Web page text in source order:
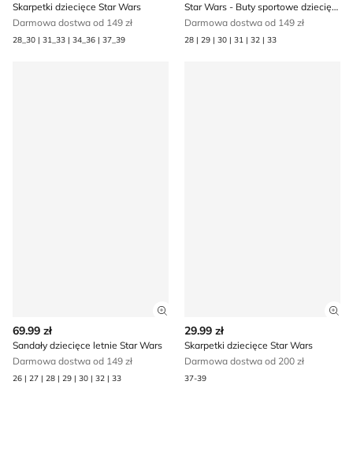
Skarpetki dziecięce Star Wars
Darmowa dostwa od 149 zł
28_30 | 31_33 | 34_36 | 37_39
Star Wars - Buty sportowe dziecięce wiosenne
Darmowa dostwa od 149 zł
28 | 29 | 30 | 31 | 32 | 33
Zobacz szczegóły produktu
69.99 zł
Sandały dziecięce letnie Star Wars
Darmowa dostwa od 149 zł
26 | 27 | 28 | 29 | 30 | 32 | 33
29.99 zł
Skarpetki dziecięce Star Wars
Darmowa dostwa od 200 zł
37-39